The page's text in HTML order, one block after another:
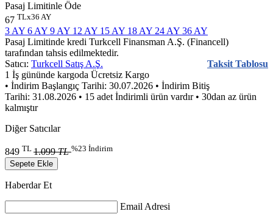
Pasaj Limitinle Öde
67 TLx36 AY
3 AY 6 AY 9 AY 12 AY 15 AY 18 AY 24 AY 36 AY
Pasaj Limitinde kredi Turkcell Finansman A.Ş. (Financell)
tarafından tahsis edilmektedir.
Satıcı: Turkcell Satış A.Ş.
Taksit Tablosu
1 İş gününde kargoda Ücretsiz Kargo
• İndirim Başlangıç Tarihi: 30.07.2026 • İndirim Bitiş
Tarihi: 31.08.2026 • 15 adet İndirimli ürün vardır • 30dan az ürün
kalmıştır
Diğer Satıcılar
849 TL 1.099TL%23 İndirim
Sepete Ekle
Haberdar Et
Email Adresi